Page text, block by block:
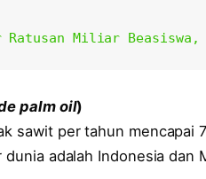
Ratusan Miliar Beasiswa,
palm oil)
sawit per tahun
adalah Indonesia dan